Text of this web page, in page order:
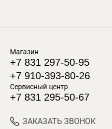
Магазин
+7 831 297-50-95
+7 910-393-80-26
Сервисный центр
+7 831 295-50-67
ЗАКАЗАТЬ ЗВОНОК